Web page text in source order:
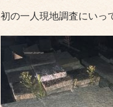
初の一人現地調査にいっ